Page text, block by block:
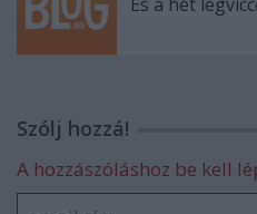
Szólj hozzá!
A hozzászóláshoz be kell